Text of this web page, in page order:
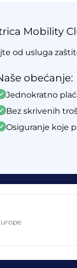
Mobility
od usluga
obećanje:
Jednokratno
Bez skrivenih
Osiguranje koje